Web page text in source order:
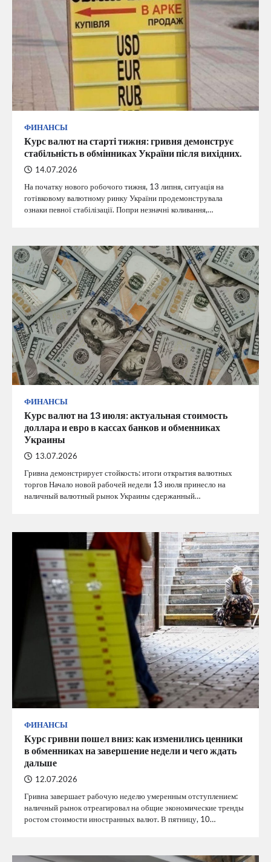
ФИНАНСЫ
Курс валют на старті тижня: гривня демонструє
стабільність в обмінниках України після вихідних.
14.07.2026
На початку нового робочого тижня, 13 липня, ситуація на
готівковому валютному ринку України продемонструвала
ознаки певної стабілізації. Попри незначні коливання,…
ФИНАНСЫ
Курс валют на 13 июля: актуальная стоимость
доллара и евро в кассах банков и обменниках
Украины
13.07.2026
Гривна демонстрирует стойкость: итоги открытия валютных
торгов Начало новой рабочей недели 13 июля принесло на
наличный валютный рынок Украины сдержанный…
ФИНАНСЫ
Курс гривни пошел вниз: как изменились ценники
в обменниках на завершение недели и чего ждать
дальше
12.07.2026
Гривна завершает рабочую неделю умеренным отступлением:
наличный рынок отреагировал на общие экономические тренды
ростом стоимости иностранных валют. В пятницу, 10…